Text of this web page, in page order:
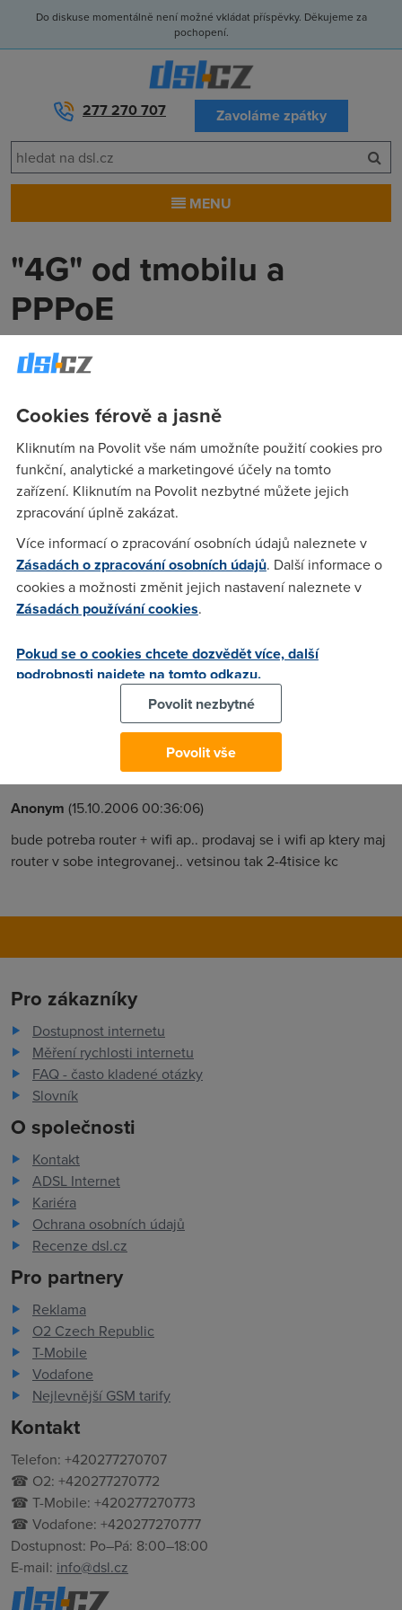
Do diskuse momentálně není možné vkládat příspěvky. Děkujeme za
pochopení.
277 270 707 Zavoláme zpátky
MENU
"4G" od tmobilu a
PPPoE
Martin(13.10.2006 15:37:04)
potreboval bych si ji prostrednictvim wifi zavest po byte
(nemam rad kabely a navic bude potreba zapojit vice nez
jeden notebook :) ma s tim nekdo nejake zkusenosti???
David(13.10.2006 18:51:26)
A cos k tomu dostal za modem? Asi bude potřeba nějaký
APčko, jestli se na tuhle službu něco takovýho dá
našroubovat... a pak už je to čistě otázka nastavení wifi, což
už ale není moc otázka DSL fora :-)
BDs(14.10.2006 11:24:48)
Jde to s jednim konkretnim typem D-linku za cca 2K. U
kamarada jsem to tak udelal a beha to zcela stabilne. Ale na
ten typ si z hlavy nevzpomenu ...
Anonym (15.10.2006 00:36:06)
bude potreba router + wifi ap.. prodavaj se i wifi ap ktery maj
router v sobe integrovanej.. vetsinou tak 2-4tisice kc
Pro zákazníky
Dostupnost internetu
Měření rychlosti internetu
FAQ - často kladené otázky
Slovník
O společnosti
Kontakt
ADSL Internet
Kariéra
Ochrana osobních údajů
Recenze dsl.cz
Pro partnery
Reklama
O2 Czech Republic
T-Mobile
Vodafone
Nejlevnější GSM tarify
Kontakt
Telefon: +420277270707
☎ O2: +420277270772
☎ T-Mobile: +420277270773
☎ Vodafone: +420277270777
Dostupnost: Po–Pá: 8:00–18:00
E-mail: info@dsl.cz
Cookies férově a jasně
Kliknutím na Povolit vše nám umožníte použití cookies pro
funkční, analytické a marketingové účely na tomto
zařízení. Kliknutím na Povolit nezbytné můžete jejich
zpracování úplně zakázat.
Více informací o zpracování osobních údajů naleznete v
Zásadách o zpracování osobních údajů. Další informace o
cookies a možnosti změnit jejich nastavení naleznete v
Zásadách používání cookies.
Pokud se o cookies chcete dozvědět více, další
podrobnosti najdete na tomto odkazu.
Povolit nezbytné
Povolit vše